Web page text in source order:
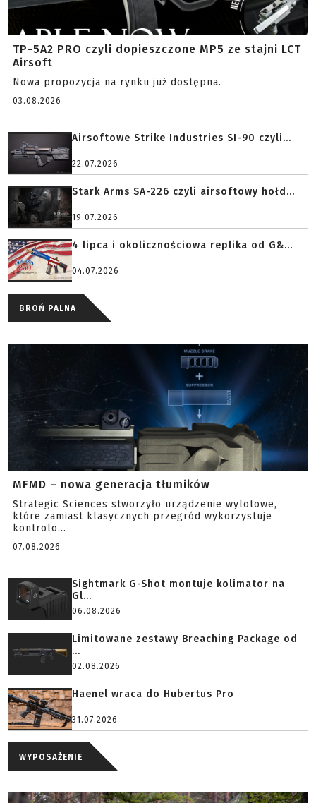
TP-5A2 PRO czyli dopieszczone MP5 ze stajni LCT
Airsoft
Nowa propozycja na rynku już dostępna.
03.08.2026
Airsoftowe Strike Industries SI-90 czyli...
22.07.2026
Stark Arms SA-226 czyli airsoftowy hołd...
19.07.2026
4 lipca i okolicznościowa replika od G&...
04.07.2026
BROŃ PALNA
MFMD – nowa generacja tłumików
Strategic Sciences stworzyło urządzenie wylotowe,
które zamiast klasycznych przegród wykorzystuje
kontrolo...
07.08.2026
Sightmark G-Shot montuje kolimator na
Gl...
06.08.2026
Limitowane zestawy Breaching Package od
...
02.08.2026
Haenel wraca do Hubertus Pro
31.07.2026
WYPOSAŻENIE